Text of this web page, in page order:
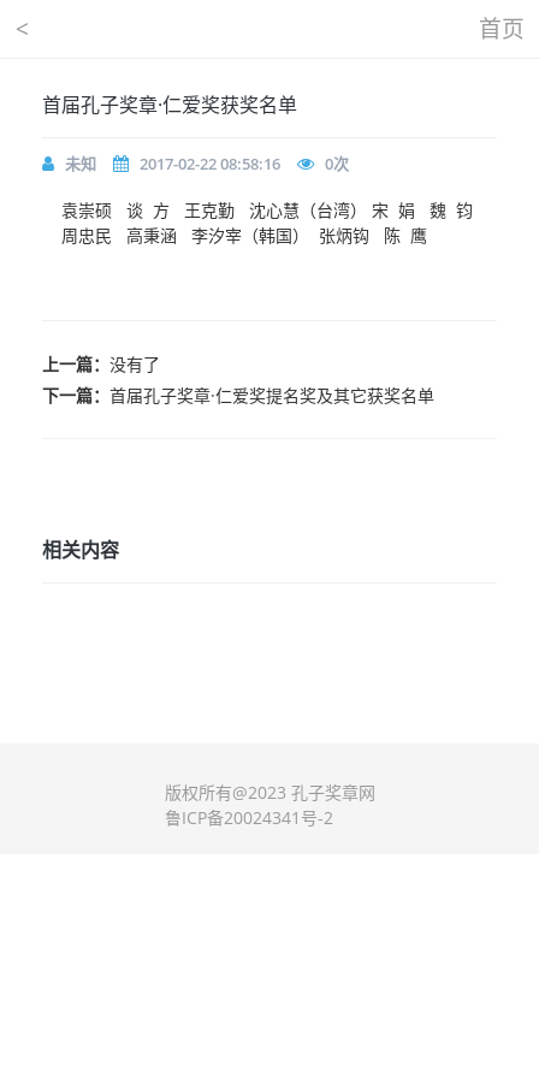
< 首页
首届孔子奖章·仁爱奖获奖名单
未知 2017-02-22 08:58:16 0次
袁崇硕 谈 方 王克勤 沈心慧（台湾） 宋 娟 魏 钧
周忠民 高秉涵 李汐宰（韩国） 张炳钩 陈 鹰
上一篇： 没有了
下一篇： 首届孔子奖章·仁爱奖提名奖及其它获奖名单
相关内容
版权所有@2023 孔子奖章网
鲁ICP备20024341号-2